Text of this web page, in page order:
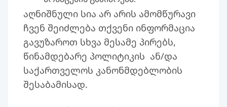
აღნიშნული სია არ არის ამომწურავი
ჩვენ შეიძლება თქვენი ინფორმაცია
გავუზაროთ სხვა მესამე პირებს,
წინამდებარე პოლიტიკის ან/და
საქართველოს კანონმდებლობის
შესაბამისად.